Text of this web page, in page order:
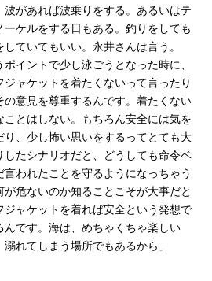
があれば波乗りをする。あるいはテ
ーケルをする日もある。釣りをしても
ていてもいい。永井さんは言う。
イントで少し泳ごうとなった時に、
ャケットを着たくないって言ったり
意見を尊重するんです。着たくない
とはしない。もちろん安全には気を
、少し怖い思いをするってとても大
たシナリオだと、どうしても命令ベ
われたことを守るようになっちゃう
危ないのか知ることこそが大事だと
ャケットを着れば安全という発想で
です。海は、めちゃくちゃ楽しい
れてしまう場所でもあるから」